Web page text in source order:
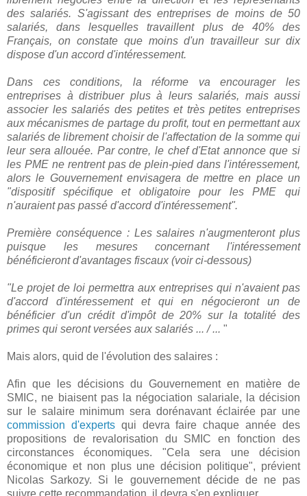
des salariés. S'agissant des entreprises de moins de 50
salariés, dans lesquelles travaillent plus de 40% des
Français, on constate que moins d'un travailleur sur dix
dispose d'un accord d'intéressement.
Dans ces conditions, la réforme va encourager les
entreprises à distribuer plus à leurs salariés, mais aussi
associer les salariés des petites et très petites entreprises
aux mécanismes de partage du profit, tout en permettant aux
salariés de librement choisir de l'affectation de la somme qui
leur sera allouée. Par contre, le chef d'Etat annonce que si
les PME ne rentrent pas de plein-pied dans l'intéressement,
alors le Gouvernement envisagera de mettre en place un
"dispositif spécifique et obligatoire pour les PME qui
n'auraient pas passé d'accord d'intéressement".
Première conséquence : Les salaires n'augmenteront plus
puisque les mesures concernant l'intéressement
bénéficieront d'avantages fiscaux (voir ci-dessous)
"Le projet de loi permettra aux entreprises qui n'avaient pas
d'accord d'intéressement et qui en négocieront un de
bénéficier d'un crédit d'impôt de 20% sur la totalité des
primes qui seront versées aux salariés ... / ... "
Mais alors, quid de l'évolution des salaires :
Afin que les décisions du Gouvernement en matière de
SMIC, ne biaisent pas la négociation salariale, la décision
sur le salaire minimum sera dorénavant éclairée par une
commission d'expertsqui devra faire chaque année des
propositions de revalorisation du SMIC en fonction des
circonstances économiques. "Cela sera une décision
économique et non plus une décision politique", prévient
Nicolas Sarkozy. Si le gouvernement décide de ne pas
suivre cette recommandation, il devra s'en expliquer.